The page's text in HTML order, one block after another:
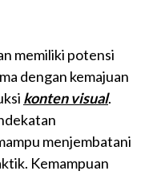
memiliki potensi
dengan kemajuan
konten visual.
menjembatani
Kemampuan